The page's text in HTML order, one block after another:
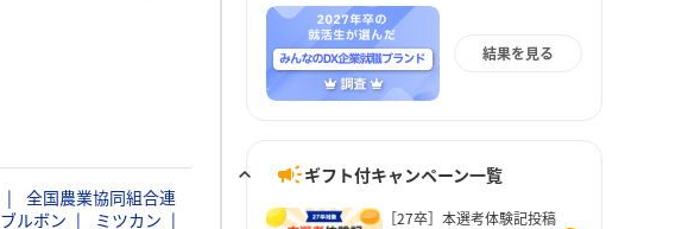
全国農業協同組合連
ブルボン
ミツカン
結果を見る
ギフト付キャンペーン一覧
［27卒］本選考体験記投稿